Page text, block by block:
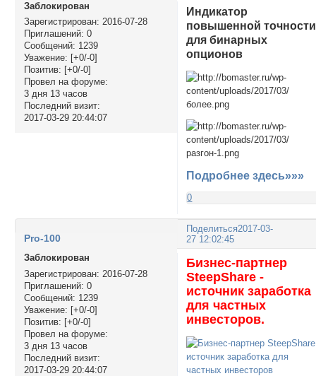
Заблокирован
Зарегистрирован: 2016-07-28
Приглашений: 0
Сообщений: 1239
Уважение: [+0/-0]
Позитив: [+0/-0]
Провел на форуме:
3 дня 13 часов
Последний визит:
2017-03-29 20:44:07
Индикатор
повышенной точности
для бинарных
опционов
Подробнее здесь»»»
0
Поделиться2017-03-
27 12:02:45
Pro-100
Заблокирован
Зарегистрирован: 2016-07-28
Приглашений: 0
Сообщений: 1239
Уважение: [+0/-0]
Позитив: [+0/-0]
Провел на форуме:
3 дня 13 часов
Последний визит:
2017-03-29 20:44:07
Бизнес-партнер
SteepShare -
источник заработка
для частных
инвесторов.